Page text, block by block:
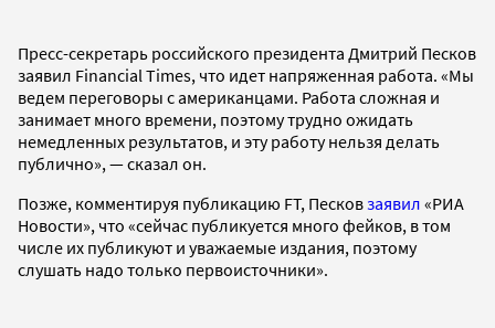
Пресс-секретарь российского президента Дмитрий Песков
заявил Financial Times, что идет напряженная работа. «Мы
ведем переговоры с американцами. Работа сложная и
занимает много времени, поэтому трудно ожидать
немедленных результатов, и эту работу нельзя делать
публично», — сказал он.
Позже, комментируя публикацию FT, Песковзаявил «РИА
Новости», что «сейчас публикуется много фейков, в том
числе их публикуют и уважаемые издания, поэтому
слушать надо только первоисточники».